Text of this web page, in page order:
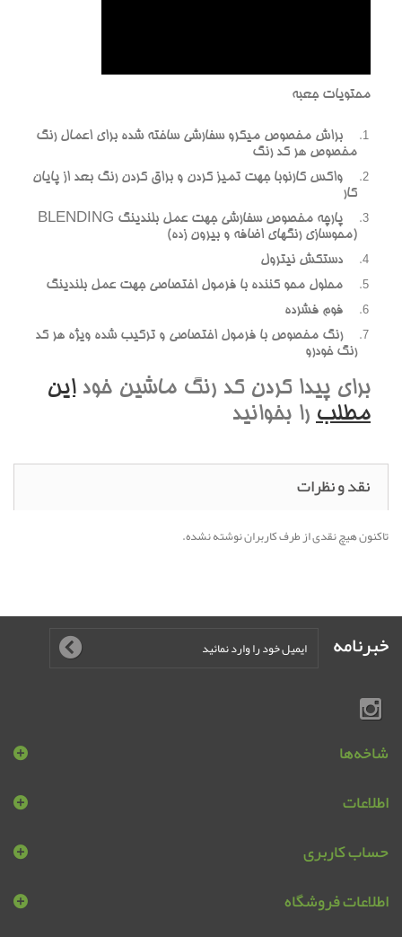
محتويات جعبه
براش مخصوص ميکرو سفارشي ساخته شده براي اعمال رنگ
مخصوص هر کد رنگ
واکس کارنوبا جهت تميز کردن و براق کردن رنگ بعد از پايان
کار
پارچه مخصوص سفارشي جهت عمل بلندينگ BLENDING
(محوسازي رنگهاي اضافه و بيرون زده)
دستکش نيترول
محلول محو کننده با فرمول اختصاصي جهت عمل بلندينگ
فوم فشرده
رنگ مخصوص با فرمول اختصاصي و ترکيب شده ويژه هر کد
رنگ خودرو
براي پيدا کردن کد رنگ ماشين خوداين
مطلب را بخوانيد
نقد و نظرات
تاکنون هیچ نقدی از طرف کاربران نوشته نشده.
خبرنامه
شاخه‌ها
اطلاعات
حساب کاربری
اطلاعات فروشگاه